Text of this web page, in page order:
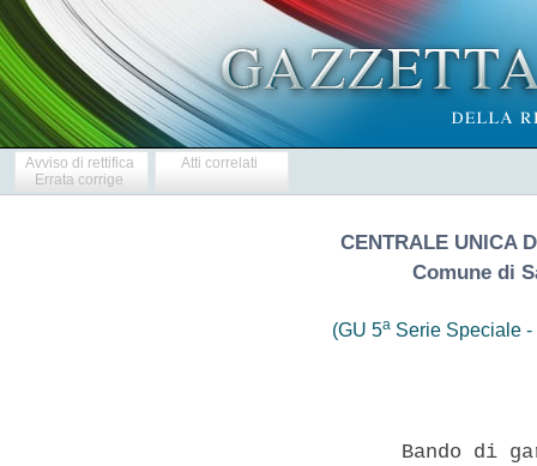
Avviso di rettifica
Errata corrige
Atti correlati
CENTRALE UNICA
Comune di
(GU 5aSerie Speciale -
Bando di